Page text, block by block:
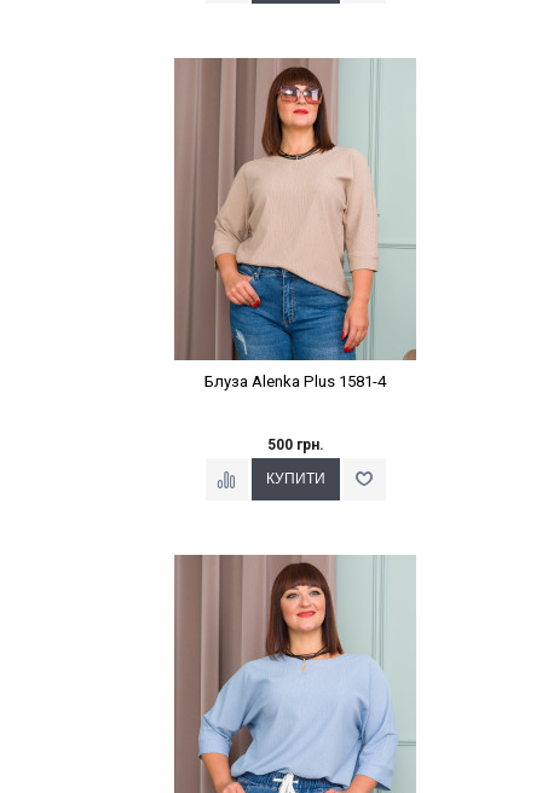
Наклейки Варіант з %
Блуза Alenka Plus 1581-4
500 грн.
Наклейки Варіант з %